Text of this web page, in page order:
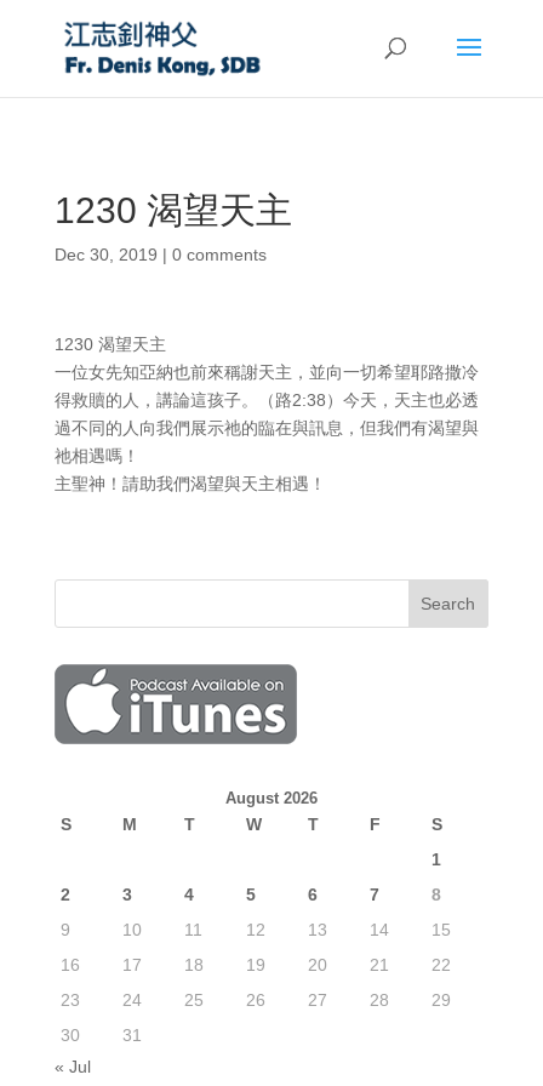
1230 渴望天主
Dec 30, 2019 | 0 comments
1230 渴望天主
一位女先知亞納也前來稱謝天主，並向一切希望耶路撒冷
得救贖的人，講論這孩子。（路2:38）今天，天主也必透
過不同的人向我們展示祂的臨在與訊息，但我們有渴望與
祂相遇嗎！
主聖神！請助我們渴望與天主相遇！
August 2026
S M T W T F
S
1
2
3 4 5 6 7
8
9
10 11 12 13 14
15
16
17 18 19 20 21
22
23
24 25 26 27 28
29
30
31
« Jul